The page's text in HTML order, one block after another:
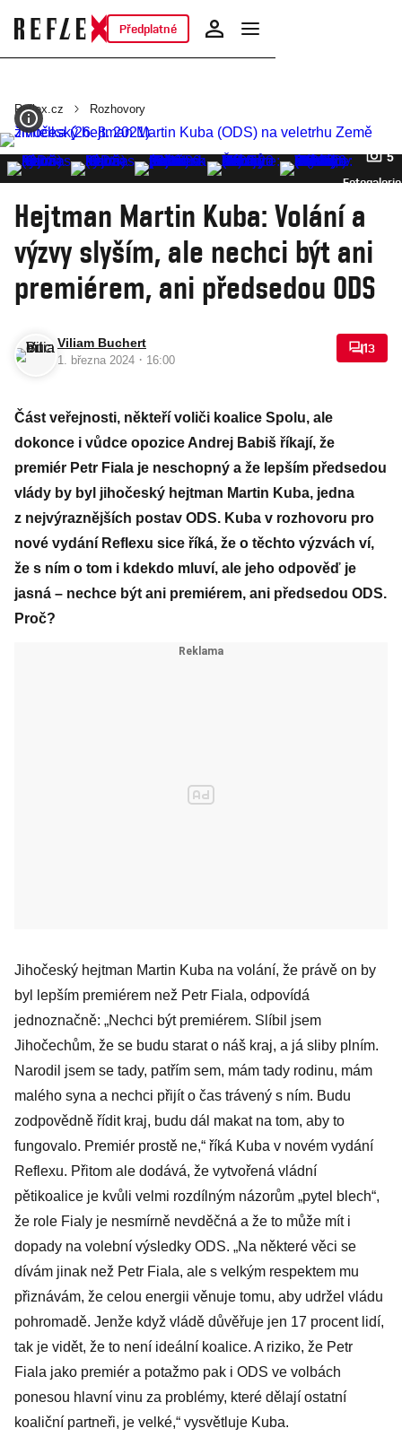
Předplatné
Reflex.cz Rozhovory
5
Fotogalerie
Hejtman Martin Kuba: Volání a
výzvy slyším, ale nechci být ani
premiérem, ani předsedou ODS
Viliam Buchert
1. března 2024 · 16:00
13
Část veřejnosti, někteří voliči koalice Spolu, ale
dokonce i vůdce opozice Andrej Babiš říkají, že
premiér Petr Fiala je neschopný a že lepším předsedou
vlády by byl jihočeský hejtman Martin Kuba, jedna
z nejvýraznějších postav ODS. Kuba v rozhovoru pro
nové vydání Reflexu sice říká, že o těchto výzvách ví,
že s ním o tom i kdekdo mluví, ale jeho odpověď je
jasná – nechce být ani premiérem, ani předsedou ODS.
Proč?
Jihočeský hejtman Martin Kuba na volání, že právě on by
byl lepším premiérem než Petr Fiala, odpovídá
jednoznačně: „Nechci být premiérem. Slíbil jsem
Jihočechům, že se budu starat o náš kraj, a já sliby plním.
Narodil jsem se tady, patřím sem, mám tady rodinu, mám
malého syna a nechci přijít o čas trávený s ním. Budu
zodpovědně řídit kraj, budu dál makat na tom, aby to
fungovalo. Premiér prostě ne,“ říká Kuba v novém vydání
Reflexu. Přitom ale dodává, že vytvořená vládní
pětikoalice je kvůli velmi rozdílným názorům „pytel blech“,
že role Fialy je nesmírně nevděčná a že to může mít i
dopady na volební výsledky ODS. „Na některé věci se
dívám jinak než Petr Fiala, ale s velkým respektem mu
přiznávám, že celou energii věnuje tomu, aby udržel vládu
pohromadě. Jenže když vládě důvěřuje jen 17 procent lidí,
tak je vidět, že to není ideální koalice. A riziko, že Petr
Fiala jako premiér a potažmo pak i ODS ve volbách
ponesou hlavní vinu za problémy, které dělají ostatní
koaliční partneři, je velké,“ vysvětluje Kuba.